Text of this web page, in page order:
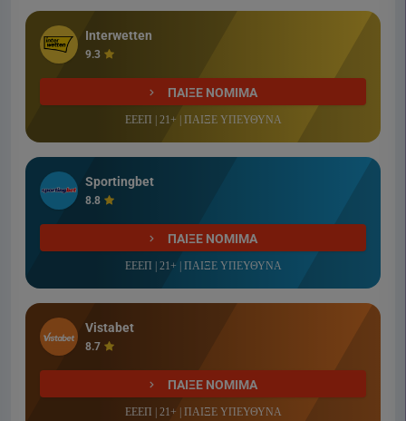
Interwetten
9.3
ΠΑΙΞΕ ΝΟΜΙΜΑ
ΕΕΕΠ | 21+ | ΠΑΙΞΕ ΥΠΕΥΘΥΝΑ
Sportingbet
8.8
ΠΑΙΞΕ ΝΟΜΙΜΑ
ΕΕΕΠ | 21+ | ΠΑΙΞΕ ΥΠΕΥΘΥΝΑ
Vistabet
8.7
ΠΑΙΞΕ ΝΟΜΙΜΑ
ΕΕΕΠ | 21+ | ΠΑΙΞΕ ΥΠΕΥΘΥΝΑ